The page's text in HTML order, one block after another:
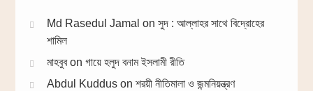
Md Rasedul Jamal on সুদ : আল্লাহর সাথে বিদ্রোহের
শামিল
মাহবুবon গায়ে হলুদ বনাম ইসলামী রীতি
Abdul Kudduson শরয়ী নীতিমালা ও জন্মনিয়ন্ত্রণ